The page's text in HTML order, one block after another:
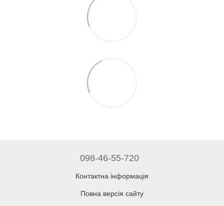
098-46-55-720
Контактна інформація
Повна версія сайту